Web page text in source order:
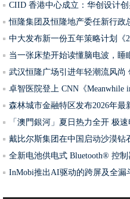
CIID 香港中心成立：华创设计
恒隆集团及恒隆地产委任新行政
中大发布新一份五年策略计划《
当一张床垫开始读懂脑电波，睡
武汉恒隆广场引进年轻潮流风尚
卓智医院登上 CNN《Meanwhile
森林城市金融特区发布2026年最
「澳門銀河」夏日热力全开 极
戴比尔斯集团在中国启动沙漠钻
全新电池供电式 Bluetooth® 控
InMobi推出AI驱动的跨屏及全漏